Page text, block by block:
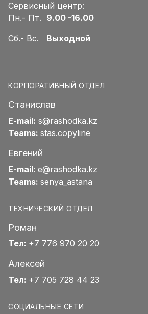
Сервисный центр:
Пн.- Пт. 9.00 -16.00
Сб.- Вс. Выходной
КОРПОРАТИВНЫЙ ОТДЕЛ
Станислав
E-mail: s@rashodka.kz
Teams: stas.copyline
Евгений
E-mail: e@rashodka.kz
Teams: senya_astana
ТЕХНИЧЕСКИЙ ОТДЕЛ
Роман
Тел: +7 776 970 20 20
Алексей
Тел: +7 705 728 44 23
СОЦИАЛЬНЫЕ СЕТИ